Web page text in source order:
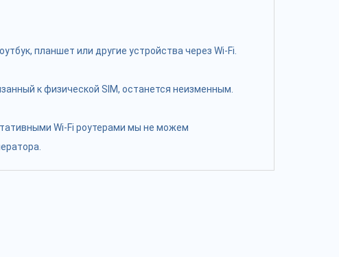
планшет или другие устройства через Wi-Fi.
к физической SIM, останется неизменным.
Wi-Fi роутерами мы не можем